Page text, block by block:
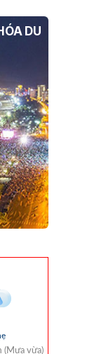
QUÝ
TÀU
Việc
Thu –
2026
Việc
Việc
Thu –
Chi Phí
Khi
Pháp
Cụ
DU